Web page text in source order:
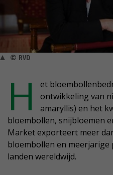
© RVD
H
et
ontwikkeling van
amaryllis) en het
bloembollen, snijbloemen
Market exporteert meer
bloembollen en
landen wereldwijd.